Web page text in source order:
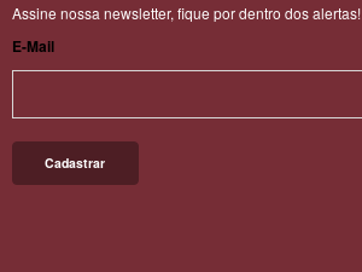
Assine nossa newsletter, fique por dentro dos alertas!
E-Mail